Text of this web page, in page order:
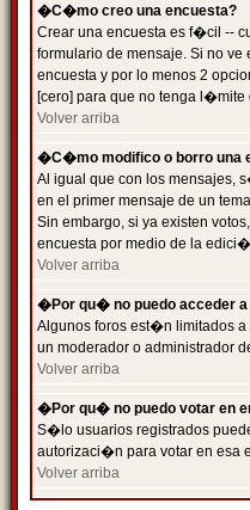
�C�mo creo una encuesta?
Crear una encuesta es f�cil --
formulario de mensaje. Si no
encuesta y por lo menos 2
[cero] para que no tenga
Volver arriba
�C�mo modifico o borro una
Al igual que con los mensajes,
en el primer mensaje de un
Sin embargo, si ya existen
encuesta por medio de la
Volver arriba
�Por qu� no puedo acceder
Algunos foros est�n limitados a
un moderador o administrador
Volver arriba
�Por qu� no puedo votar en
S�lo usuarios registrados
autorizaci�n para votar en esa
Volver arriba